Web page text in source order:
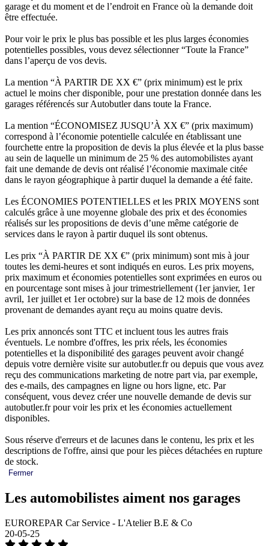
garage et du moment et de l’endroit en France où la demande doit
être effectuée.
Pour voir le prix le plus bas possible et les plus larges économies
potentielles possibles, vous devez sélectionner “Toute la France”
dans l’aperçu de vos devis.
La mention “À PARTIR DE XX €” (prix minimum) est le prix
actuel le moins cher disponible, pour une prestation donnée dans les
garages référencés sur Autobutler dans toute la France.
La mention “ÉCONOMISEZ JUSQU’À XX €” (prix maximum)
correspond à l’économie potentielle calculée en établissant une
fourchette entre la proposition de devis la plus élevée et la plus basse
au sein de laquelle un minimum de 25 % des automobilistes ayant
fait une demande de devis ont réalisé l’économie maximale citée
dans le rayon géographique à partir duquel la demande a été faite.
Les ÉCONOMIES POTENTIELLES et les PRIX MOYENS sont
calculés grâce à une moyenne globale des prix et des économies
réalisés sur les propositions de devis d’une même catégorie de
services dans le rayon à partir duquel ils sont obtenus.
Les prix “À PARTIR DE XX €” (prix minimum) sont mis à jour
toutes les demi-heures et sont indiqués en euros. Les prix moyens,
prix maximum et économies potentielles sont exprimées en euros ou
en pourcentage sont mises à jour trimestriellement (1er janvier, 1er
avril, 1er juillet et 1er octobre) sur la base de 12 mois de données
provenant de demandes ayant reçu au moins quatre devis.
Les prix annoncés sont TTC et incluent tous les autres frais
éventuels. Le nombre d'offres, les prix réels, les économies
potentielles et la disponibilité des garages peuvent avoir changé
depuis votre dernière visite sur autobutler.fr ou depuis que vous avez
reçu des communications marketing de notre part via, par exemple,
des e-mails, des campagnes en ligne ou hors ligne, etc. Par
conséquent, vous devez créer une nouvelle demande de devis sur
autobutler.fr pour voir les prix et les économies actuellement
disponibles.
Sous réserve d'erreurs et de lacunes dans le contenu, les prix et les
descriptions de l'offre, ainsi que pour les pièces détachées en rupture
de stock.
Fermer
Les automobilistes aiment nos garages
EUROREPAR Car Service - L'Atelier B.E & Co
20-05-25